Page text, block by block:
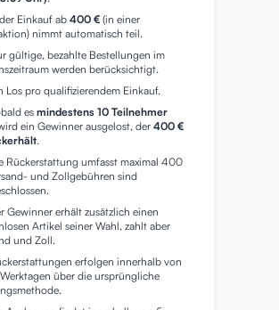
Einkauf ab 400 € (in einer
nimmt automatisch teil.
gültige, bezahlte Bestellungen im
werden berücksichtigt.
Los pro qualifizierendem Einkauf.
es mindestens 10 Teilnehmer
ein Gewinner ausgelost, der 400 €
.
Rückerstattung umfasst maximal 400
und Zollgebühren sind
Gewinner erhält zusätzlich einen
Artikel seiner Wahl, zahlt aber
und Zoll.
erfolgen innerhalb von
über die ursprüngliche